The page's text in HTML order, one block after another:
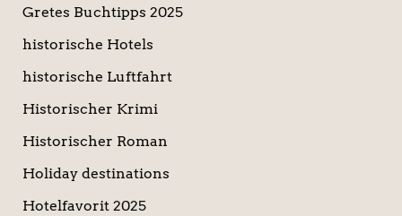
Gretes Buchtipps 2025
historische Hotels
historische Luftfahrt
Historischer Krimi
Historischer Roman
Holiday destinations
Hotelfavorit 2025